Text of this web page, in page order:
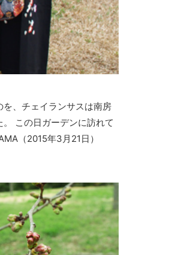
、チェイランサスは南房
この日ガーデンに訪れて
（2015年3月21日）